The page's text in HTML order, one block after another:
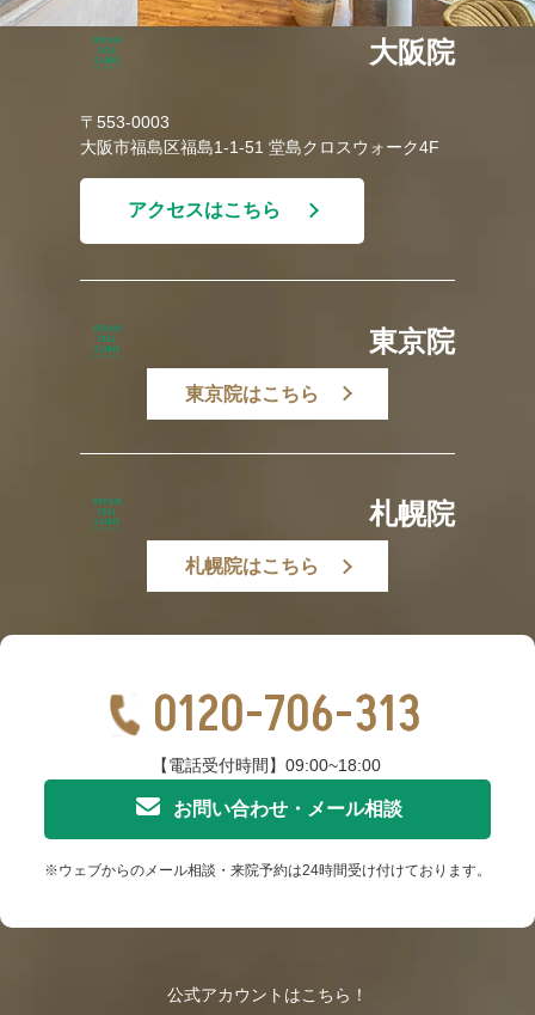
大阪院
〒553-0003
大阪市福島区福島1-1-51 堂島クロスウォーク4F
アクセスはこちら
東京院
東京院はこちら
札幌院
札幌院はこちら
0120-706-313
【電話受付時間】09:00~18:00
お問い合わせ・メール相談
※ウェブからのメール相談・来院予約は24時間受け付けております。
公式アカウントはこちら！